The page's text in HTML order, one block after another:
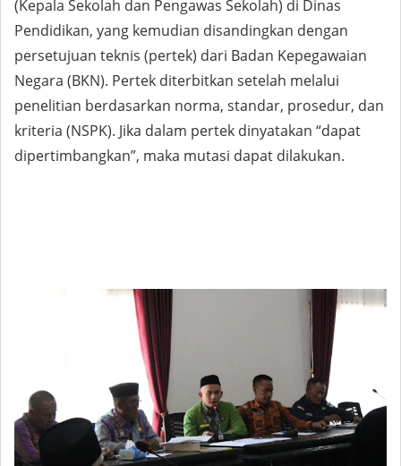
(Kepala Sekolah dan Pengawas Sekolah) di Dinas
Pendidikan, yang kemudian disandingkan dengan
persetujuan teknis (pertek) dari Badan Kepegawaian
Negara (BKN). Pertek diterbitkan setelah melalui
penelitian berdasarkan norma, standar, prosedur, dan
kriteria (NSPK). Jika dalam pertek dinyatakan “dapat
dipertimbangkan”, maka mutasi dapat dilakukan.